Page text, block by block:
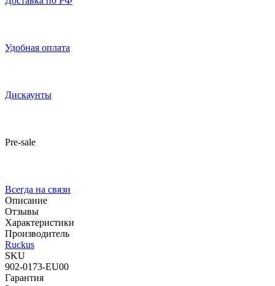
Удобная оплата
Дискаунты
Pre-sale
Всегда на связи
Описание
Отзывы
Характеристики
Производитель
Ruckus
SKU
902-0173-EU00
Гарантия